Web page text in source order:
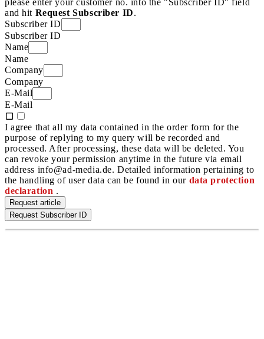
please enter your customer no. into the "Subscriber ID" field
and hit Request Subscriber ID.
Subscriber ID
Subscriber ID
Name
Name
Company
Company
E-Mail
E-Mail
I agree that all my data contained in the order form for the
purpose of replying to my query will be recorded and
processed. After processing, these data will be deleted. You
can revoke your permission anytime in the future via email
address info@ad-media.de. Detailed information pertaining to
the handling of user data can be found in our data protection
declaration .
Request article
Request Subscriber ID